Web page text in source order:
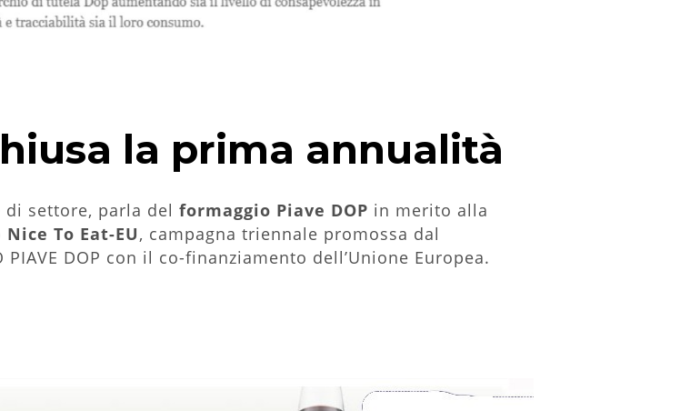
la prima annualità
settore, parla del formaggio Piave DOP in merito alla
Nice To Eat-EU, campagna triennale promossa dal
PIAVE DOP con il co-finanziamento dell’Unione Europea.